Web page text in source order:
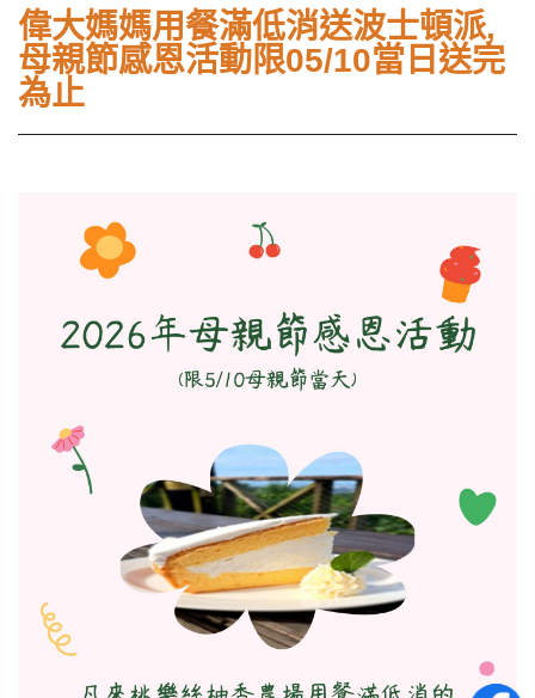
偉大媽媽用餐滿低消送波士頓派,
母親節感恩活動限05/10當日送完
為止